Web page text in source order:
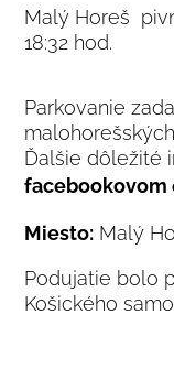
Malý Horeš
18:32 hod.
Parkovanie
Ďalšie dôležité
facebookovom
Miesto: Malý
Podujatie bolo
Košického